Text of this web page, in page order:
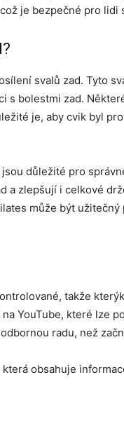
je bezpečné pro lidi
svalů zad. Tyto
s bolestmi zad.
je, aby cvik byl
důležité pro
a zlepšují i celkové
může být
takže
YouTube, které lze
radu, než
která obsahuje